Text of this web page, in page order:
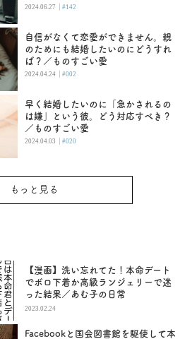
2024.06.27 |#142
自信がなくて恋愛ができません。親
のためにも結婚したいのにどうすれ
ば？／ものすごい愛
2024.04.24 |#002
早く結婚したいのに「急かされるの
は嫌」という彼。どう対応すべき？
／ものすごい愛
2024.04.03 |#020
もっと見る
【漫画】洗い忘れてた！本命デート
でボロ下着か高級ランジェリーで迷
った結果／あむ子の日常
2023.02.24
Facebookと国会図書館を駆使して本